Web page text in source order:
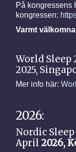
På kongressens
kongressen:
Varmt
World Sleep
2025,
Mer info här:
2026:
Nordic Sleep
April 2026,